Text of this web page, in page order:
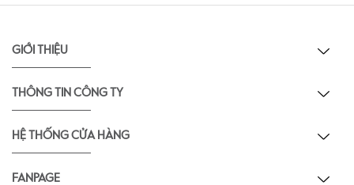
GIỚI THIỆU
THÔNG TIN CÔNG TY
HỆ THỐNG CỬA HÀNG
FANPAGE